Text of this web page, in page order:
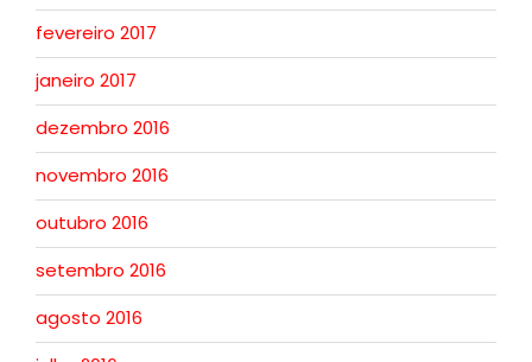
fevereiro 2017
janeiro 2017
dezembro 2016
novembro 2016
outubro 2016
setembro 2016
agosto 2016